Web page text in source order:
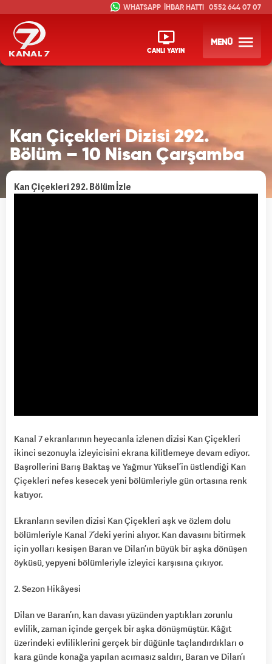
CANLI YAYIN
MENÜ
İHBAR HATTI 0552 644 07 07
Kan Çiçekleri Dizisi 292.
Bölüm – 10 Nisan Çarşamba
Kan Çiçekleri 292. Bölüm İzle
Kanal 7 ekranlarının heyecanla izlenen dizisi Kan Çiçekleri
ikinci sezonuyla izleyicisini ekrana kilitlemeye devam ediyor.
Başrollerini Barış Baktaş ve Yağmur Yüksel’in üstlendiği Kan
Çiçekleri nefes kesecek yeni bölümleriyle gün ortasına renk
katıyor.
Ekranların sevilen dizisi Kan Çiçekleri aşk ve özlem dolu
bölümleriyle Kanal 7’deki yerini alıyor. Kan davasını bitirmek
için yolları kesişen Baran ve Dilan’ın büyük bir aşka dönüşen
öyküsü, yepyeni bölümleriyle izleyici karşısına çıkıyor.
2. Sezon Hikâyesi
Dilan ve Baran’ın, kan davası yüzünden yaptıkları zorunlu
evlilik, zaman içinde gerçek bir aşka dönüşmüştür. Kâğıt
üzerindeki evliliklerini gerçek bir düğünle taçlandırdıkları o
kara günde konağa yapılan acımasız saldırı, Baran ve Dilan’ı